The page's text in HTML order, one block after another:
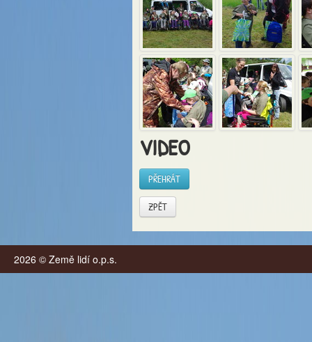
VIDEO
PŘEHRÁT
ZPĚT
2026 © Země lidí o.p.s.